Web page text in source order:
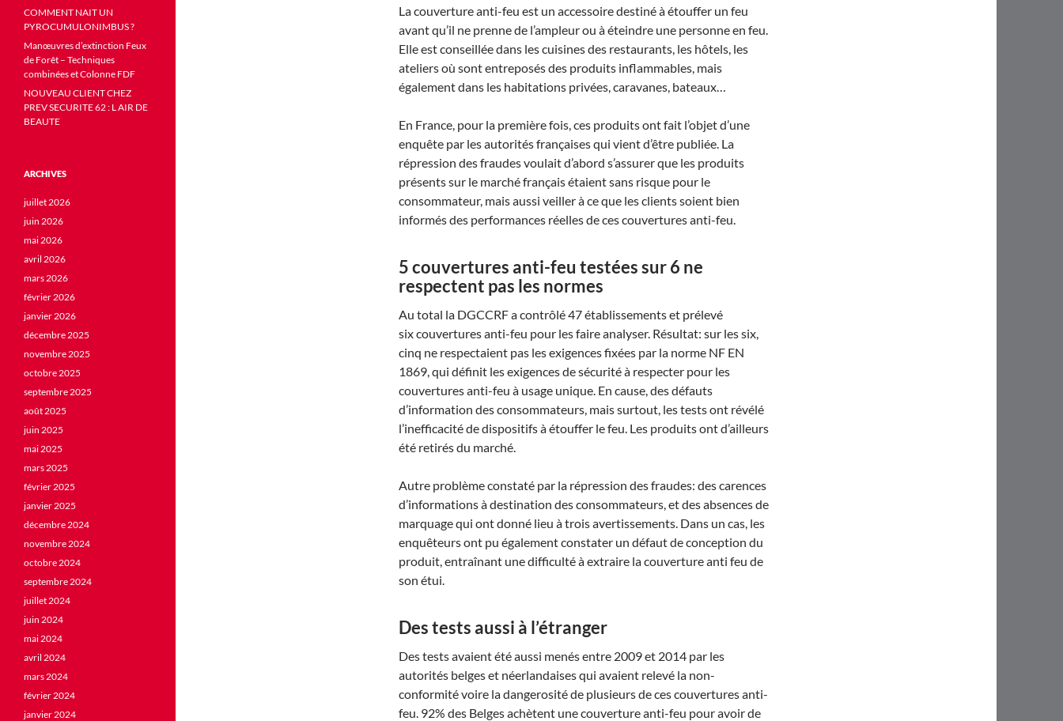
La couverture anti-feu est un accessoire destiné à étouffer un feu
avant qu’il ne prenne de l’ampleur ou à éteindre une personne en feu.
Elle est conseillée dans les cuisines des restaurants, les hôtels, les
ateliers où sont entreposés des produits inflammables, mais
également dans les habitations privées, caravanes, bateaux…
En France, pour la première fois, ces produits ont fait l’objet d’une
enquête par les autorités françaises qui vient d’être publiée. La
répression des fraudes voulait d’abord s’assurer que les produits
présents sur le marché français étaient sans risque pour le
consommateur, mais aussi veiller à ce que les clients soient bien
informés des performances réelles de ces couvertures anti-feu.
5 couvertures anti-feu testées sur 6 ne
respectent pas les normes
Au total la DGCCRF a contrôlé 47 établissements et prélevé
six couvertures anti-feu pour les faire analyser. Résultat: sur les six,
cinq ne respectaient pas les exigences fixées par la norme NF EN
1869, qui définit les exigences de sécurité à respecter pour les
couvertures anti-feu à usage unique. En cause, des défauts
d’information des consommateurs, mais surtout, les tests ont révélé
l’inefficacité de dispositifs à étouffer le feu. Les produits ont d’ailleurs
été retirés du marché.
Autre problème constaté par la répression des fraudes: des carences
d’informations à destination des consommateurs, et des absences de
marquage qui ont donné lieu à trois avertissements. Dans un cas, les
enquêteurs ont pu également constater un défaut de conception du
produit, entraînant une difficulté à extraire la couverture anti feu de
son étui.
Des tests aussi à l’étranger
Des tests avaient été aussi menés entre 2009 et 2014 par les
autorités belges et néerlandaises qui avaient relevé la non-
conformité voire la dangerosité de plusieurs de ces couvertures anti-
feu. 92% des Belges achètent une couverture anti-feu pour avoir de
COMMENT NAIT UN
PYROCUMULONIMBUS ?
Manœuvres d’extinction Feux
de Forêt – Techniques
combinées et Colonne FDF
NOUVEAU CLIENT CHEZ
PREV SECURITE 62 : L AIR DE
BEAUTE
ARCHIVES
juillet 2026
juin 2026
mai 2026
avril 2026
mars 2026
février 2026
janvier 2026
décembre 2025
novembre 2025
octobre 2025
septembre 2025
août 2025
juin 2025
mai 2025
mars 2025
février 2025
janvier 2025
décembre 2024
novembre 2024
octobre 2024
septembre 2024
juillet 2024
juin 2024
mai 2024
avril 2024
mars 2024
février 2024
janvier 2024